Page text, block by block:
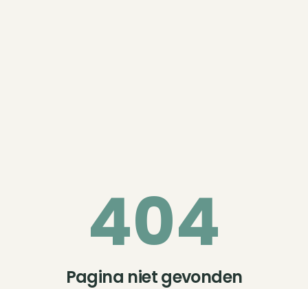
404
Pagina niet gevonden